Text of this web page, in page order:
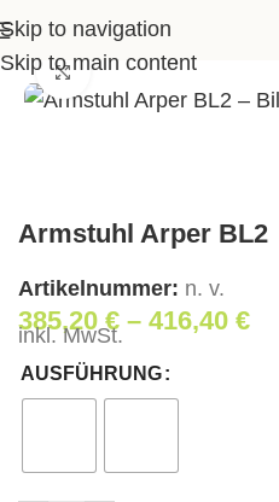
Skip to navigation
Skip to main content
Startseite>Shop>
Klick zum Vergrößern
Armstuhl Arper BL2
Artikelnummer: n. v.
385,20€ – 416,40 €
inkl. MwSt.
AUSFÜHRUNG